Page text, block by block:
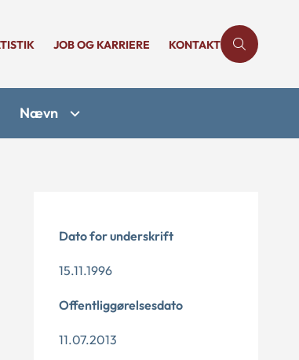
JOB OG KARRIERE KONTAKT
Nævn
Dato for underskrift
15.11.1996
Offentliggørelsesdato
11.07.2013